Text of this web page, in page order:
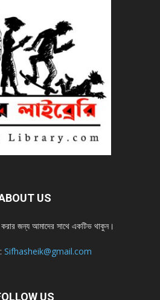
US
করার জন্য আমাদের সাথে একটিভ থাকুন।
Sifhasheik@gmail.com
US